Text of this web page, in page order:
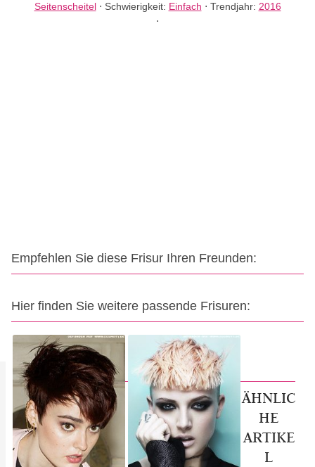
Seitenscheitel⋅ Schwierigkeit: Einfach ⋅ Trendjahr: 2016
⋅
Empfehlen Sie diese Frisur Ihren Freunden:
Hier finden Sie weitere passende Frisuren:
ÄHNLIC
HE
ARTIKE
L